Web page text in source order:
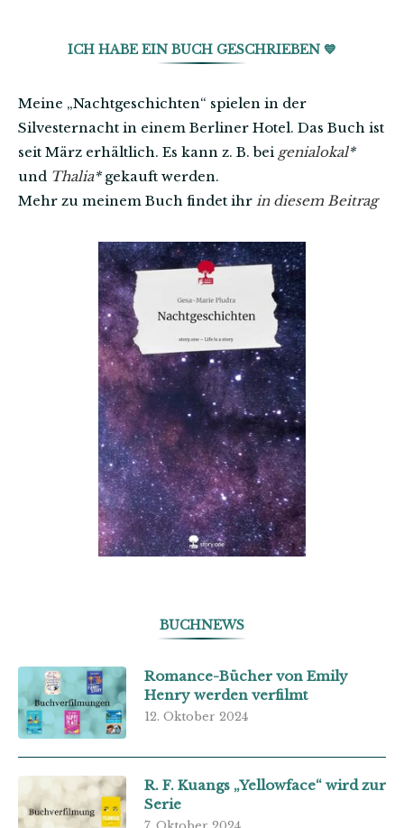
ICH HABE EIN BUCH GESCHRIEBEN 💙
Meine „Nachtgeschichten“ spielen in der
Silvesternacht in einem Berliner Hotel. Das Buch ist
seit März erhältlich. Es kann z. B. bei genialokal*
und Thalia*gekauft werden.
Mehr zu meinem Buch findet ihr in diesem Beitrag
BUCHNEWS
Romance-Bücher von Emily
Henry werden verfilmt
12. Oktober 2024
R. F. Kuangs „Yellowface“ wird zur
Serie